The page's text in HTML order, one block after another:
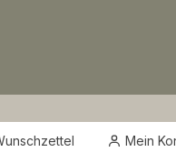
Du hast 0Mein